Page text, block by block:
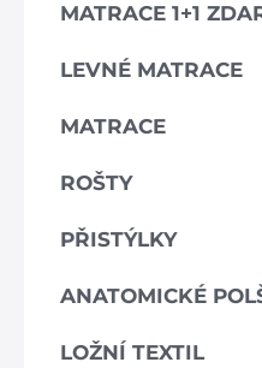
MATRACE 1+1
LEVNÉ MATRACE
MATRACE
ROŠTY
PŘISTÝLKY
ANATOMICKÉ
LOŽNÍ TEXTIL